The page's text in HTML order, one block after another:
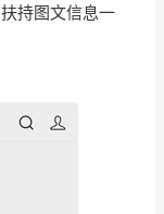
持图文信息一